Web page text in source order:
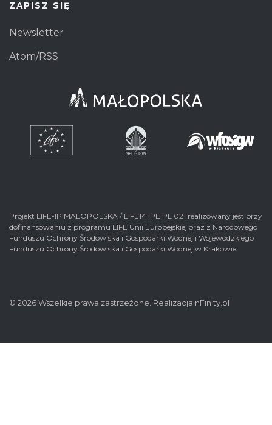
ZAPISZ SIĘ
Newsletter
Atom/RSS
Projekt LIFE-IP MALOPOLSKA / LIFE14 IPE PL 021 realizowany jest przy
dofinansowaniu z programu LIFE Unii Europejskiej oraz z Narodowego
Funduszu Ochrony Środowiska i Gospodarki Wodnej i Wojewódzkiego
Funduszu Ochrony Środowiska i Gospodarki Wodnej w Krakowie.
© 2026 Wszelkie prawa zastrzeżone. Realizacja nFinity.pl